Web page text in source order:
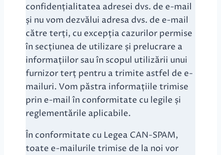
confidențialitatea adresei dvs. de e-mail
și nu vom dezvălui adresa dvs. de e-mail
către terți, cu excepția cazurilor permise
în secțiunea de utilizare și prelucrare a
informațiilor sau în scopul utilizării unui
furnizor terț pentru a trimite astfel de e-
mailuri. Vom păstra informațiile trimise
prin e-mail în conformitate cu legile și
reglementările aplicabile.
În conformitate cu Legea CAN-SPAM,
toate e-mailurile trimise de la noi vor